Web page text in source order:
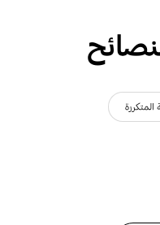
المتكررة